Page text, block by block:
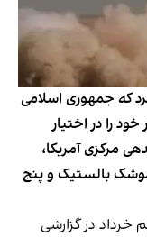
که جمهوری اسلامی
را در اختیار
مرکزی آمریکا،
موشک بالستیک و پنج
خرداد در گزارشی